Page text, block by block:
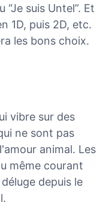
suis Untel”. Et
1D, puis 2D, etc.
les bons choix.
vibre sur des
ne sont pas
animal. Les
même courant
depuis le